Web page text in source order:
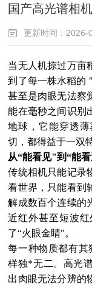
国产高光谱相
更新时间：2026-
当无人机掠过万亩
到了每一株水稻的
甚至是肉眼无法察
能在毫秒之间识别
地球，它能穿透
切，都得益于一双
从“能看见"到“能
传统相机只能记录
看世界，只能看到
解成数百个连续的
近红外甚至短波
了“火眼金睛"。
每一种物质都有
样独*无二。高光
出肉眼无法分辨的